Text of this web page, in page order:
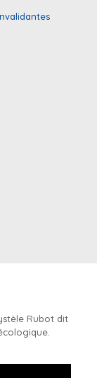
Rubot dit